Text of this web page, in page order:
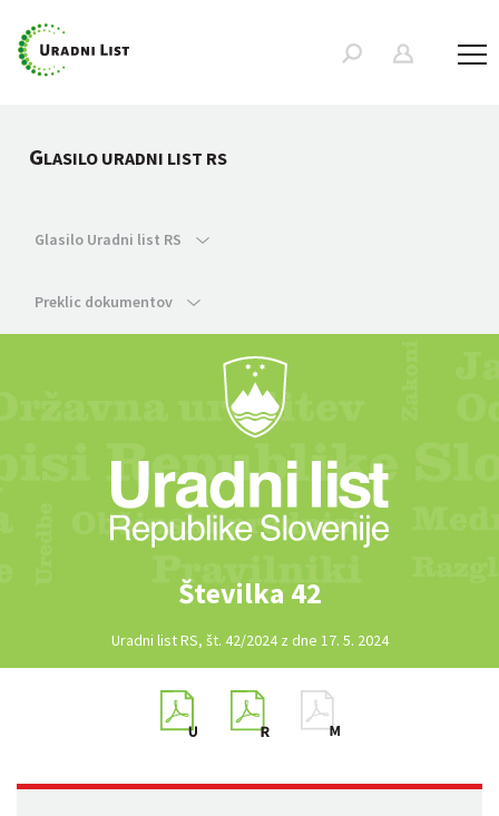
GLASILO URADNI LIST RS
Glasilo Uradni list RS
Preklic dokumentov
Številka 42
Uradni list RS, št. 42/2024 z dne 17. 5. 2024